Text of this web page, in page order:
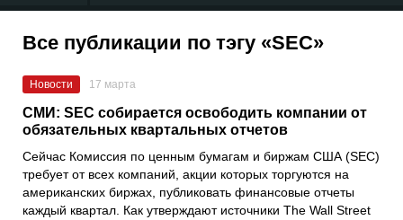
Все публикации по тэгу «SEC»
Новости 17 марта
СМИ: SEC собирается освободить компании от
обязательных квартальных отчетов
Сейчас Комиссия по ценным бумагам и биржам США (SEC)
требует от всех компаний, акции которых торгуются на
американских биржах, публиковать финансовые отчеты
каждый квартал. Как утверждают источники The Wall Street